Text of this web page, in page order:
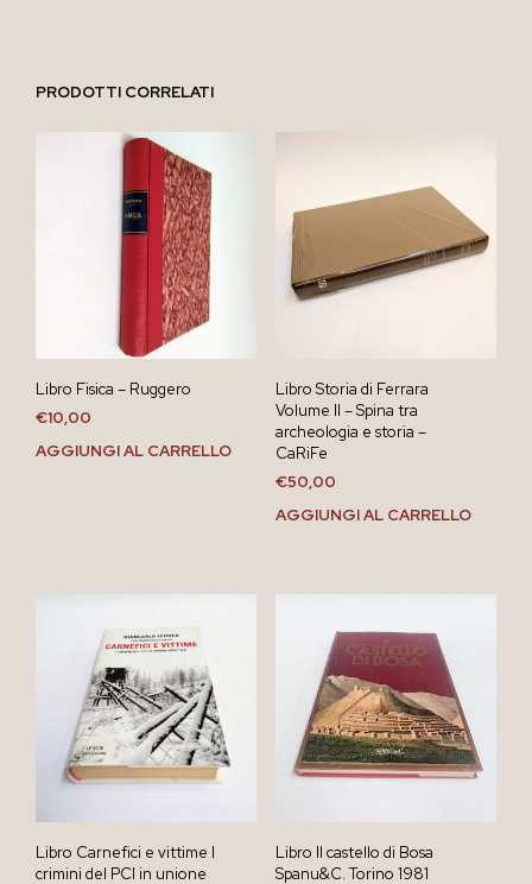
PRODOTTI CORRELATI
Libro Fisica – Ruggero
€10,00
AGGIUNGI AL CARRELLO
Libro Storia di Ferrara
Volume II – Spina tra
archeologia e storia –
CaRiFe
€50,00
AGGIUNGI AL CARRELLO
Libro Carnefici e vittime I
crimini del PCI in unione
Libro Il castello di Bosa
Spanu&C. Torino 1981